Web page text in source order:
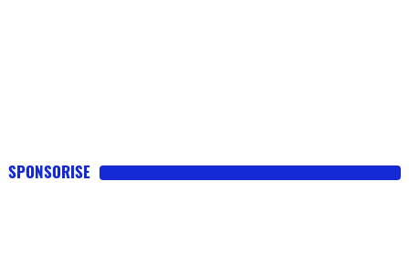
SPONSORISE